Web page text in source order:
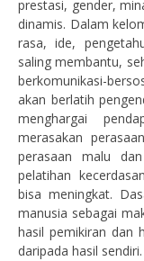
prestasi, gender,
dinamis. Dalam
rasa, ide,
saling membantu,
berkomunikasi-
akan berlatih
menghargai
merasakan
perasaan malu
pelatihan
bisa meningkat.
manusia sebagai
hasil pemikiran dan
daripada hasil sendiri.